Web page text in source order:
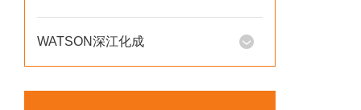
WATSON深江化成